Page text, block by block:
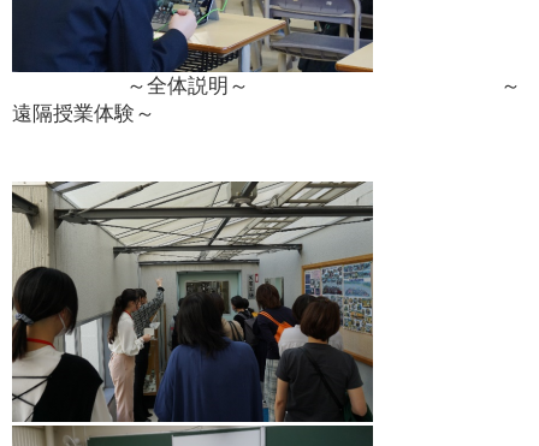
～全体説明～ ～
遠隔授業体験～